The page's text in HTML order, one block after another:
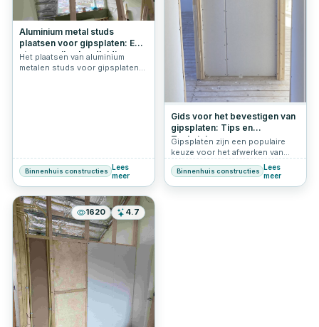
Aluminium metal studs
plaatsen voor gipsplaten: Een
stapsgewijze handleiding
Het plaatsen van aluminium
metalen studs voor gipsplaten
Binnenhuis constructies Lees
meer
Gids voor het bevestigen van
gipsplaten: Tips en
Technieken
Gipsplaten zijn een populaire
keuze voor het afwerken van
binnenmuren en plafonds
vanwege hun veelzijdigheid en
eenvoudige installatie. Hier een
Binnenhuis constructies Lees
meer
1620 4.7